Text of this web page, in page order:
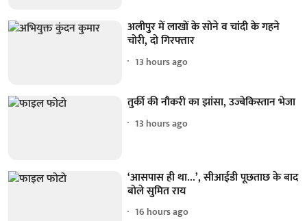
अलीपुर में लाखों के सोने व चांदी के गहने
चोरी, दो गिरफ्तार
13 hours ago
तुर्की की नौकरी का झांसा, उज्बेकिस्तान भेजा
13 hours ago
‘आसपास ही था...’, सीआईडी पूछताछ के बाद
बोले सुमित राय
16 hours ago